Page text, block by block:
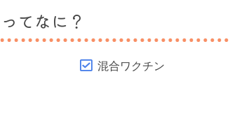
てなに？
混合ワクチン